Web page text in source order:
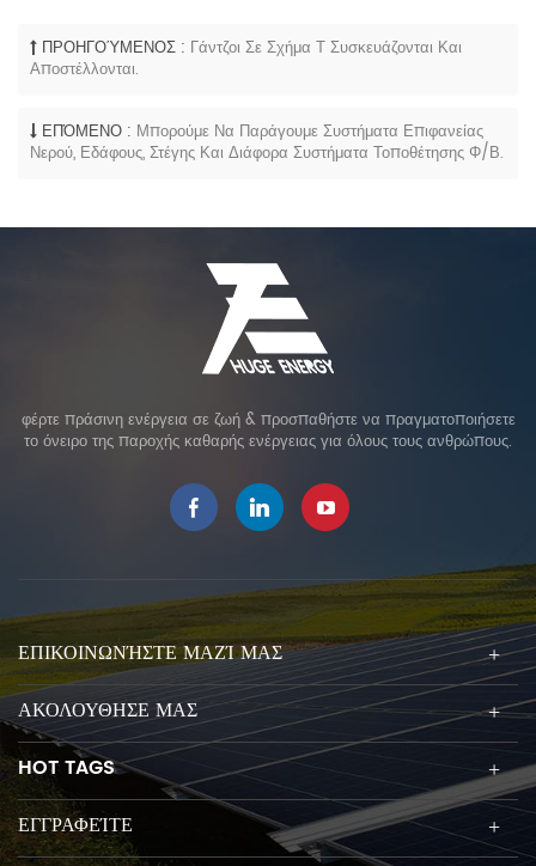
ΠΡΟΗΓΟΎΜΕΝΟΣ : Γάντζοι Σε Σχήμα Τ Συσκευάζονται Και
Αποστέλλονται.
ΕΠΌΜΕΝΟ : Μπορούμε Να Παράγουμε Συστήματα Επιφανείας
Νερού, Εδάφους, Στέγης Και Διάφορα Συστήματα Τοποθέτησης Φ/Β.
φέρτε πράσινη ενέργεια σε ζωή & προσπαθήστε να πραγματοποιήσετε
το όνειρο της παροχής καθαρής ενέργειας για όλους τους ανθρώπους.
ΕΠΙΚΟΙΝΩΝΉΣΤΕ ΜΑΖΊ ΜΑΣ
ΑΚΟΛΟΥΘΗΣΕ ΜΑΣ
HOT TAGS
ΕΓΓΡΑΦΕΊΤΕ